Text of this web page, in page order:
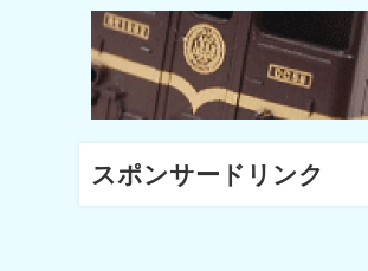
スポンサードリンク